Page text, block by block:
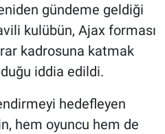
gündeme geldiği
kulübün, Ajax forması
kadrosuna katmak
iddia edildi.
hedefleyen
hem oyuncu hem de